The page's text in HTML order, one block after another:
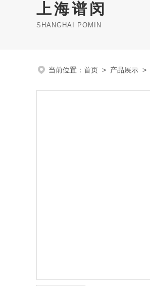
上海谱闵
SHANGHAI POMIN
当前位置： 首页 > 产品展示 >